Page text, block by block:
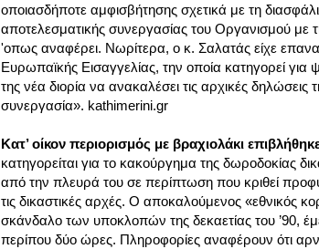
οποιασδήποτε αμφισβήτησης σχετικά με τη
αποτελεσματικής συνεργασίας του Οργανισμού με
'οπως αναφέρει. Νωρίτερα, ο κ. Σαλατάς είχε
Ευρωπαϊκής Εισαγγελίας, την οποία κατηγορεί για
της νέα διορία να ανακαλέσει τις αρχικές δηλώσεις
συνεργασία». kathimerini.gr
Κατ’ οίκον περιορισμός με βραχιολάκι
κατηγορείται για το κακούργημα της δωροδοκίας
από την πλευρά του σε περίπτωση που κριθεί
τις δικαστικές αρχές. Ο αποκαλούμενος «εθνικός
σκάνδαλο των υποκλοπών της δεκαετίας του ’90,
περίπου δύο ώρες. Πληροφορίες αναφέρουν ότι